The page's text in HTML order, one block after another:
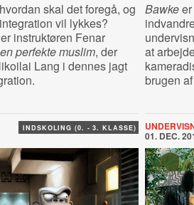
skal det foregå, og
vil lykkes?
instruktøren Fenar
perfekte muslim, der
Lang i dennes jagt
Bawkeer
at
brugen
INDSKOLING (0. - 3. KLASSE)
01. DEC.